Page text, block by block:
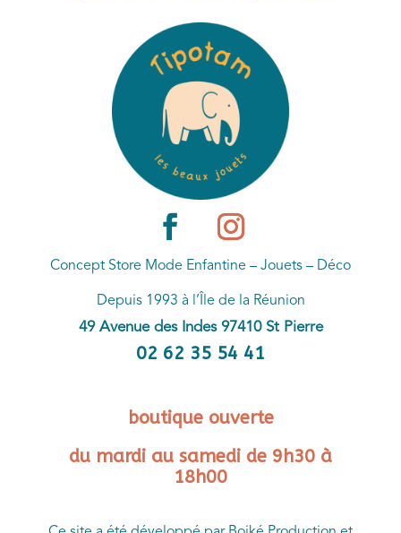
Concept Store Mode Enfantine – Jouets – Déco
Depuis 1993 à l’Île de la Réunion
49 Avenue des Indes 97410 St Pierre
02 62 35 54 41
boutique ouverte
du mardi au samedi de 9h30 à
18h00